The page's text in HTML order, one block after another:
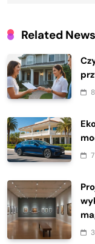
Related News